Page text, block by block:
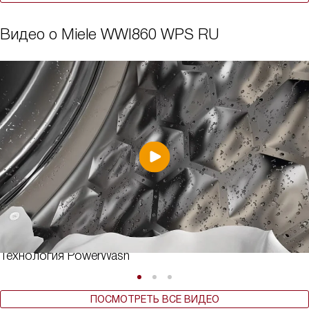
Видео о Miele WWI860 WPS RU
Технология PowerWash
ПОСМОТРЕТЬ ВСЕ ВИДЕО